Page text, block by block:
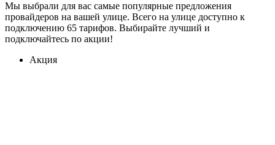
Мы выбрали для вас самые популярные предложения
провайдеров на вашей улице. Всего на улице доступно к
подключению 65 тарифов. Выбирайте лучший и
подключайтесь по акции!
Акция